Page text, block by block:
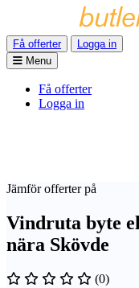
Få offerter
Logga in
Menu
Få offerter
Logga in
Jämför offerter på
Vindruta byte
nära Skövde
(0)